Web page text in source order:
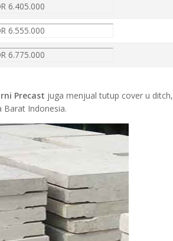
6.405.000
6.555.000
6.775.000
Precast juga menjual tutup cover u ditch,
Barat Indonesia.